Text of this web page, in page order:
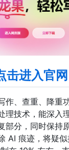
击进入官网
作、查重、降重
理技术，能深入
部分，同时保持
AI 痕迹，将疑